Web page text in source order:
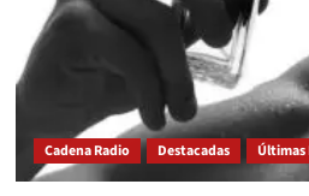
Cadena Radio Destacadas Últimas